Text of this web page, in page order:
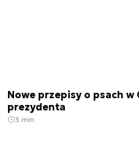
Nowe przepisy o psach w
prezydenta
3 min.